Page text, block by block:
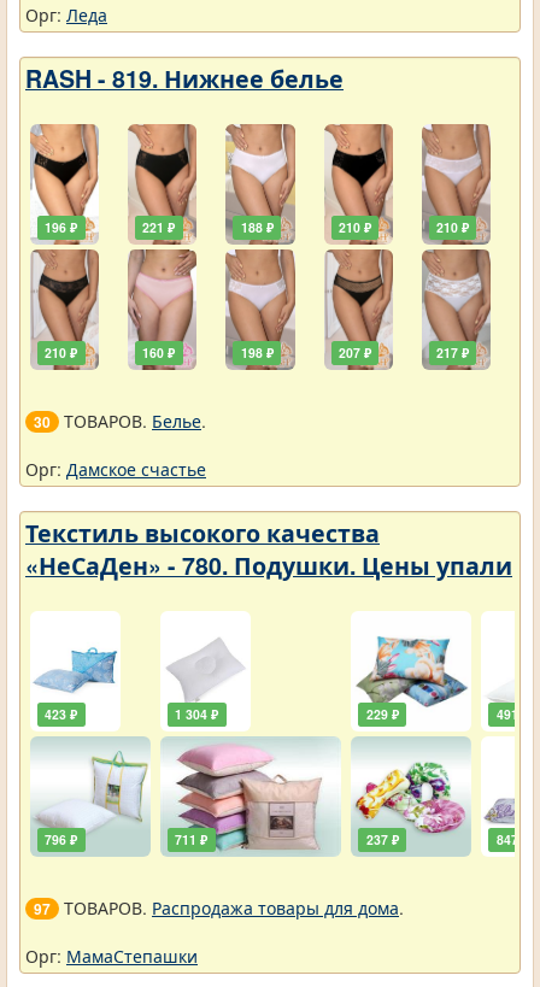
Орг: Леда
RASH - 819. Нижнее белье
196 ₽
210 ₽
221 ₽
160 ₽
188 ₽
198 ₽
210 ₽
207 ₽
210 ₽
217 ₽
30 ТОВАРОВ. Белье.
Орг: Дамское счастье
Текстиль высокого качества
«НеСаДен» - 780. Подушки. Цены упали
423 ₽
796 ₽
1 304 ₽
711 ₽
229 ₽
237 ₽
491 ₽
847 ₽
97 ТОВАРОВ. Распродажа товары для дома.
Орг: МамаСтепашки